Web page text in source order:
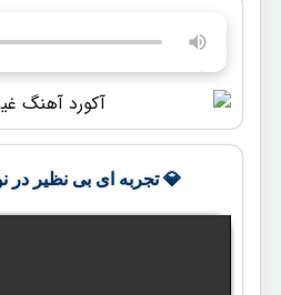
💎 تجربه ای بی نظیر در